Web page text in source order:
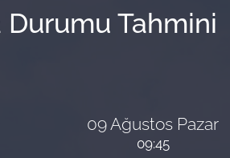
Durumu Tahmini
09 Ağustos Pazar
09:45